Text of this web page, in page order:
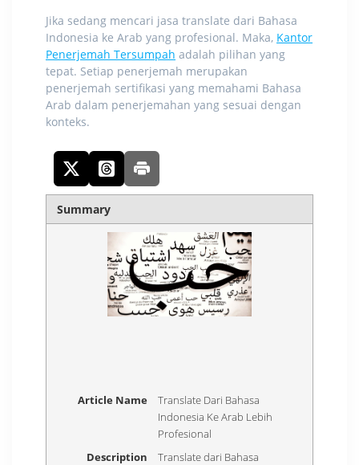
Jika sedang mencari jasa translate dari Bahasa
Indonesia ke Arab yang profesional. Maka, Kantor
Penerjemah Tersumpah adalah pilihan yang
tepat. Setiap penerjemah merupakan
penerjemah sertifikasi yang memahami Bahasa
Arab dalam penerjemahan yang sesuai dengan
konteks.
Summary
Article Name
Translate Dari Bahasa
Indonesia Ke Arab Lebih
Profesional
Description
Translate dari Bahasa